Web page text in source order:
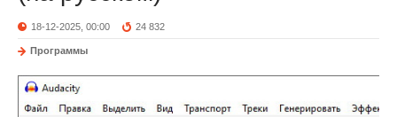
18-12-2025, 00:00 24 832
Программы